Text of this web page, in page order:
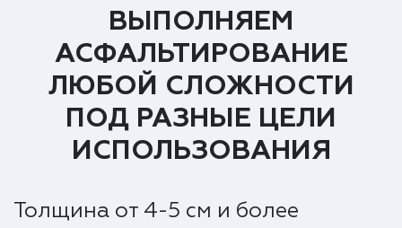
ВЫПОЛНЯЕМ
АСФАЛЬТИРОВАНИЕ
ЛЮБОЙ СЛОЖНОСТИ
ПОД РАЗНЫЕ ЦЕЛИ
ИСПОЛЬЗОВАНИЯ
Толщина от 4-5 см и более